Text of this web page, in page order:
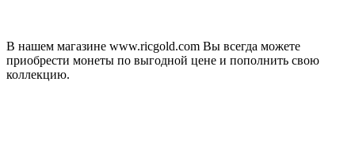
В нашем магазине www.ricgold.com Вы всегда можете
приобрести монеты по выгодной цене и пополнить свою
коллекцию.